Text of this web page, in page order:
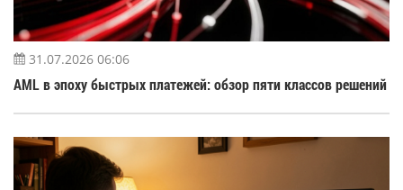
31.07.2026 06:06
AML в эпоху быстрых платежей: обзор пяти классов решений